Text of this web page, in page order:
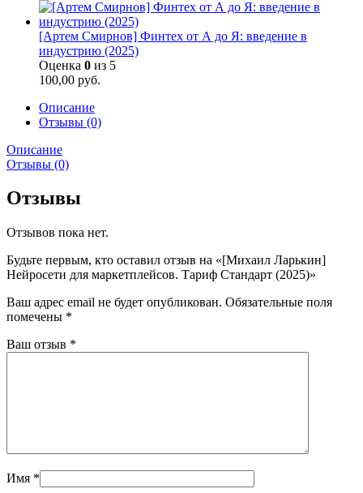
[Артем Смирнов] Финтех от А до Я: введение в
индустрию (2025)
Оценка 0 из 5
100,00 руб.
Описание
Отзывы (0)
Описание
Отзывы (0)
Отзывы
Отзывов пока нет.
Будьте первым, кто оставил отзыв на «[Михаил Ларькин]
Нейросети для маркетплейсов. Тариф Стандарт (2025)»
Ваш адрес email не будет опубликован. Обязательные поля
помечены *
Ваш отзыв *
Имя *